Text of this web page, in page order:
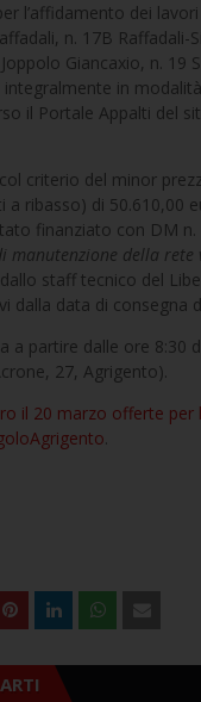
l’affidamento dei
n. 17B Raffadali-
Giancaxio, n. 19
in
il Portale Appalti del
criterio del minor
ribasso) di 50.610,00
finanziato con DM n.
della rete
staff tecnico del
dalla data di consegna
a partire dalle ore 8:30
27, Agrigento).
il 20 marzo offerte
.